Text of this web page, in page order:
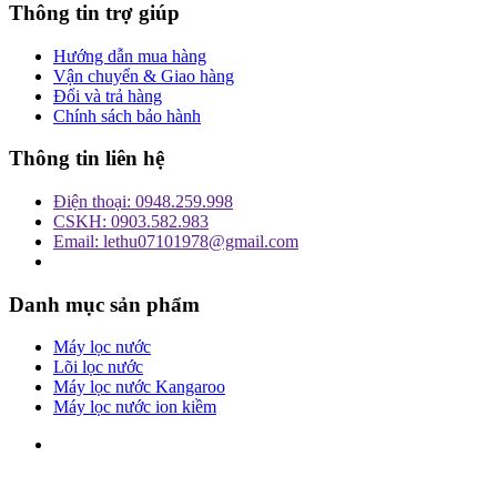
Thông tin trợ giúp
Hướng dẫn mua hàng
Vận chuyển & Giao hàng
Đổi và trả hàng
Chính sách bảo hành
Thông tin liên hệ
Điện thoại: 0948.259.998
CSKH: 0903.582.983
Email: lethu07101978@gmail.com
Danh mục sản phẩm
Máy lọc nước
Lõi lọc nước
Máy lọc nước Kangaroo
Máy lọc nước ion kiềm